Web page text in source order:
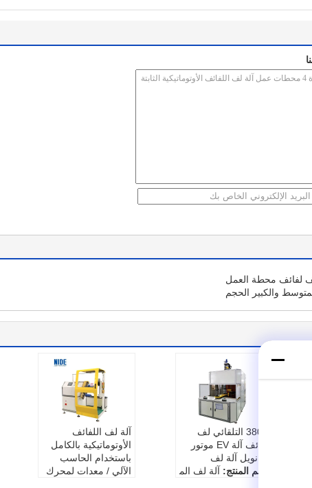
لف لفائف محطة العمل
​​والكبير الحجم
آلة لف اللفائف
الأوتوماتيكية بالكامل
باستخدام الحاسب
الآلي / معدات لمحرك
380V التلقائي لف
لفائف آلة EV موتور
إمانويل آلة لف
اسم المنتج:آلة لف الم